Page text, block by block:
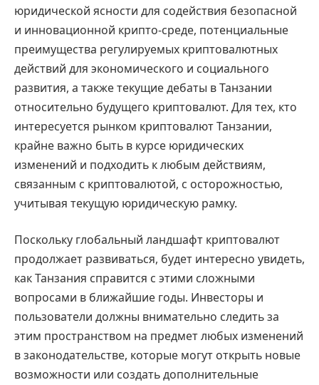
юридической ясности для содействия безопасной
и инновационной крипто-среде, потенциальные
преимущества регулируемых криптовалютных
действий для экономического и социального
развития, а также текущие дебаты в Танзании
относительно будущего криптовалют. Для тех, кто
интересуется рынком криптовалют Танзании,
крайне важно быть в курсе юридических
изменений и подходить к любым действиям,
связанным с криптовалютой, с осторожностью,
учитывая текущую юридическую рамку.
Поскольку глобальный ландшафт криптовалют
продолжает развиваться, будет интересно увидеть,
как Танзания справится с этими сложными
вопросами в ближайшие годы. Инвесторы и
пользователи должны внимательно следить за
этим пространством на предмет любых изменений
в законодательстве, которые могут открыть новые
возможности или создать дополнительные